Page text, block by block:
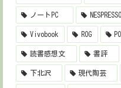
ノートPC NESPRESSO
Vivobook ROG
読書感想文 書評
下北沢 現代陶芸